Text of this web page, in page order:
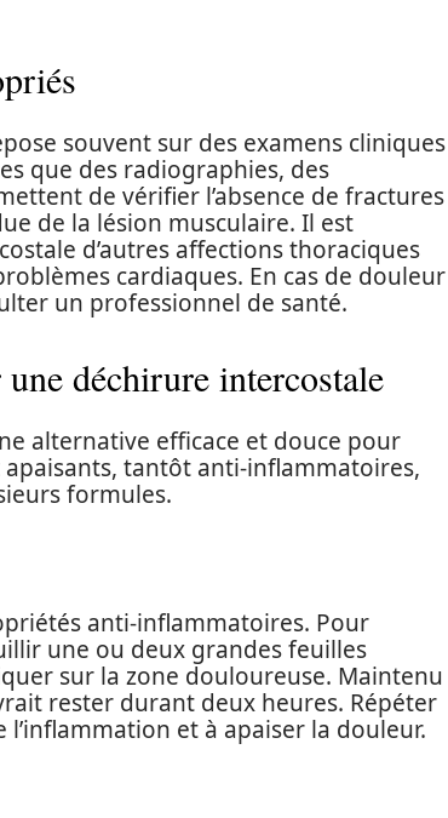
souvent sur des examens cliniques
que des radiographies, des
de vérifier l’absence de fractures
de la lésion musculaire. Il est
d’autres affections thoraciques
cardiaques. En cas de douleur
un professionnel de santé.
déchirure intercostale
alternative efficace et douce pour
tantôt anti-inflammatoires,
formules.
anti-inflammatoires. Pour
une ou deux grandes feuilles
sur la zone douloureuse. Maintenu
rester durant deux heures. Répéter
et à apaiser la douleur.